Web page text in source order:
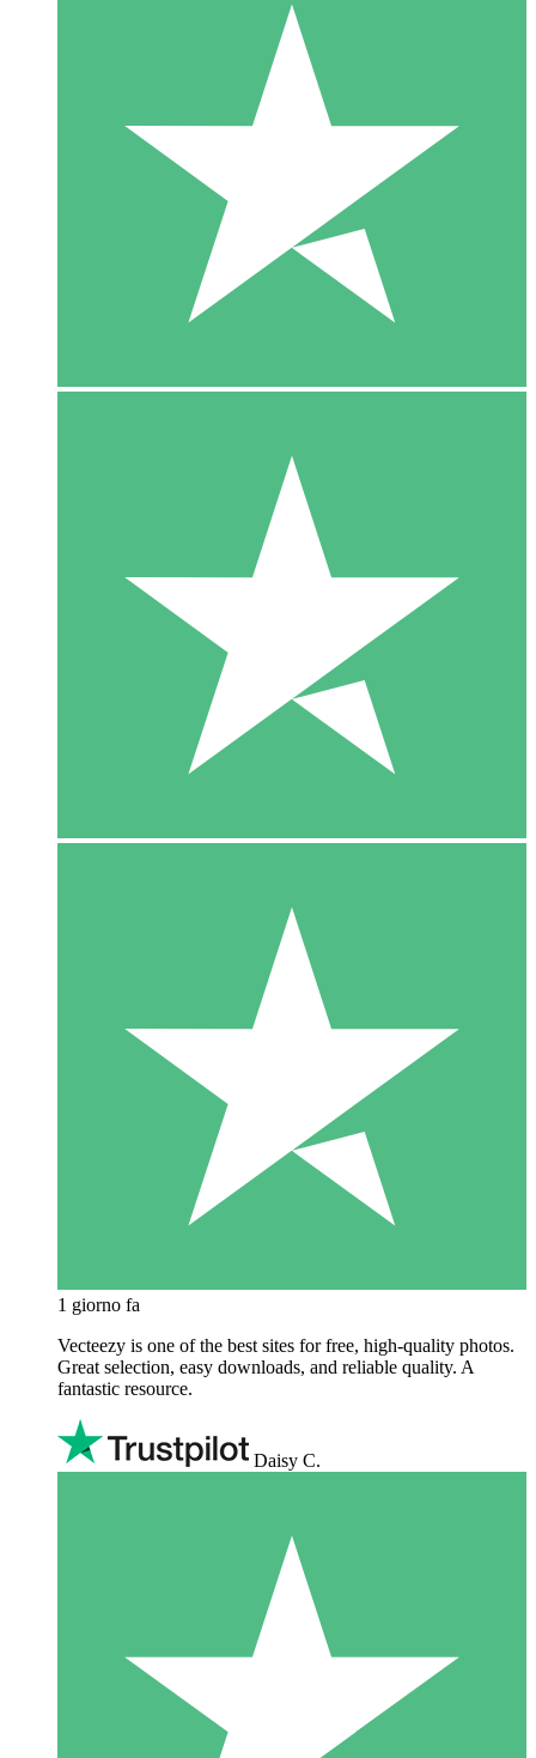
1 giorno fa
Vecteezy is one of the best sites for free, high‑quality photos.
Great selection, easy downloads, and reliable quality. A
fantastic resource.
Daisy C.